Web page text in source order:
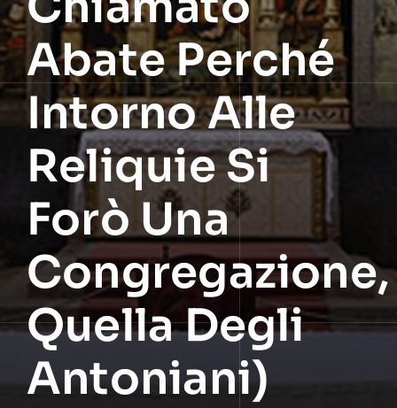
Abate Perché
Intorno Alle
Reliquie Si
Forò Una
Congregazione,
Quella Degli
Antoniani)